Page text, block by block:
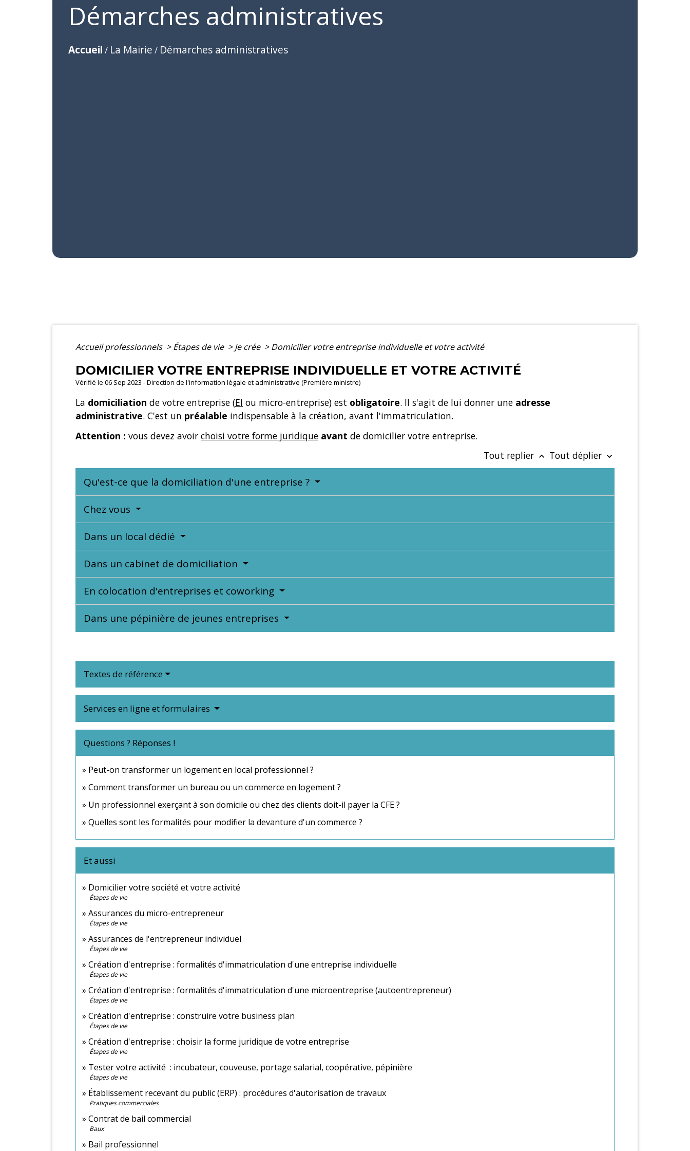
Démarches administratives
Accueil / La Mairie / Démarches administratives
Accueil professionnels > Étapes de vie > Je crée > Domicilier votre entreprise individuelle et votre activité
DOMICILIER VOTRE ENTREPRISE INDIVIDUELLE ET VOTRE ACTIVITÉ
Vérifié le 06 Sep 2023 - Direction de l'information légale et administrative (Première ministre)
La domiciliation de votre entreprise (EI ou micro-entreprise) est obligatoire. Il s'agit de lui donner une adresse
administrative. C'est un préalable indispensable à la création, avant l'immatriculation.
Attention : vous devez avoir choisi votre forme juridique avant de domicilier votre entreprise.
Tout replier keyboard_arrow_up Tout déplier keyboard_arrow_down
Qu'est-ce que la domiciliation d'une entreprise ?
Chez vous
Dans un local dédié
Dans un cabinet de domiciliation
En colocation d'entreprises et coworking
Dans une pépinière de jeunes entreprises
Textes de référence
Services en ligne et formulaires
Questions ? Réponses !
Peut-on transformer un logement en local professionnel ?
Comment transformer un bureau ou un commerce en logement ?
Un professionnel exerçant à son domicile ou chez des clients doit-il payer la CFE ?
Quelles sont les formalités pour modifier la devanture d'un commerce ?
Et aussi
Domicilier votre société et votre activité
Étapes de vie
Assurances du micro-entrepreneur
Étapes de vie
Assurances de l'entrepreneur individuel
Étapes de vie
Création d'entreprise : formalités d'immatriculation d'une entreprise individuelle
Étapes de vie
Création d'entreprise : formalités d'immatriculation d'une microentreprise (autoentrepreneur)
Étapes de vie
Création d'entreprise : construire votre business plan
Étapes de vie
Création d'entreprise : choisir la forme juridique de votre entreprise
Étapes de vie
Tester votre activité : incubateur, couveuse, portage salarial, coopérative, pépinière
Étapes de vie
Établissement recevant du public (ERP) : procédures d'autorisation de travaux
Pratiques commerciales
Contrat de bail commercial
Baux
Bail professionnel